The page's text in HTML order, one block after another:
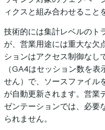
ィクスと組み合わせること
技術的には集計レベルのト
が、営業用途には重大な欠
ションはアクセス制御なし
（GA4はセッション数を
せん）で、ソースファイル
が自動更新されます。営業
ゼンテーションでは、必要
られません。